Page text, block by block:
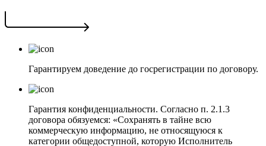
Гарантируем доведение до госрегистрации по договору.
Гарантия конфиденциальности. Согласно п. 2.1.3
договора обязуемся: «Сохранять в тайне всю
коммерческую информацию, не относящуюся к
категории общедоступной, которую Исполнитель